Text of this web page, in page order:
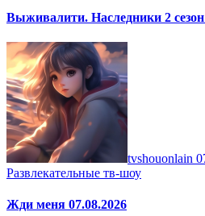
Выживалити. Наследники 2
tvshouonlain
Развлекательные тв-шоу
Жди меня 07.08.2026